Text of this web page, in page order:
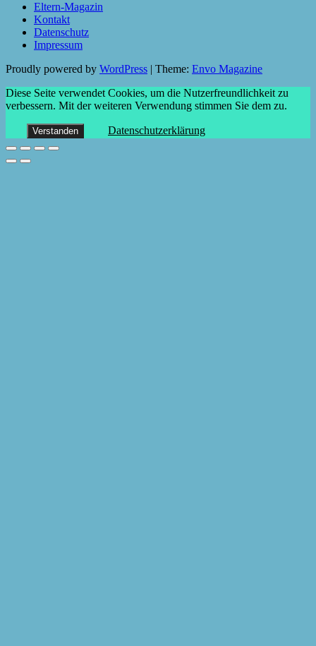
Eltern-Magazin
Kontakt
Datenschutz
Impressum
Proudly powered by WordPress | Theme: Envo Magazine
Diese Seite verwendet Cookies, um die Nutzerfreundlichkeit zu
verbessern. Mit der weiteren Verwendung stimmen Sie dem zu.
Verstanden Datenschutzerklärung